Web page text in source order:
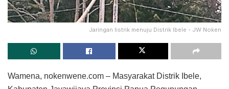
Jaringan listrik menuju Distrik Ibele - JW Noken
Wamena, nokenwene.com – Masyarakat Distrik Ibele,